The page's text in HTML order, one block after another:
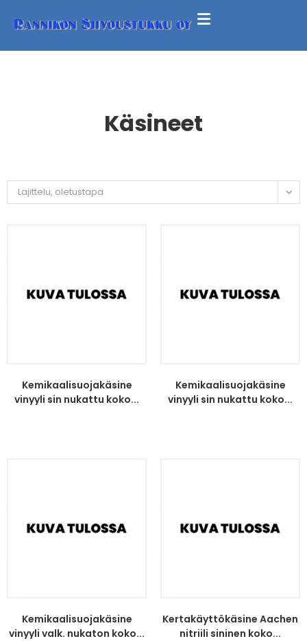
Käsineet
Lajittelu, oletustapa
Kemikaalisuojakäsine
vinyyli sin nukattu koko...
Kemikaalisuojakäsine
vinyyli sin nukattu koko...
Kemikaalisuojakäsine
vinyyli valk. nukaton koko...
Kertakäyttökäsine Aachen
nitriili sininen koko...